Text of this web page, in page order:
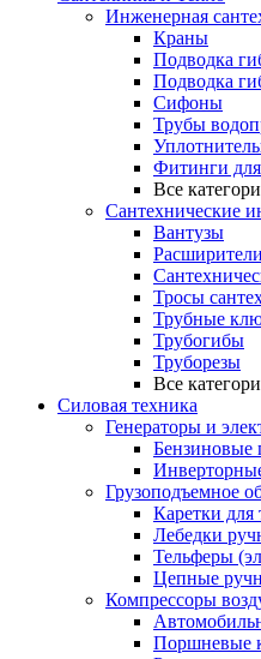
Инженерная
Краны
Подводка
Подводка
Сифоны
Трубы
Фитинги
Все
Сантехнические
Вантузы
Тросы
Трубные
Трубогибы
Труборезы
Все
Силовая техника
Генераторы и
Бензиновые
Грузоподъемное
Каретки для
Лебедки
Тельферы
Цепные
Компрессоры
Поршневые